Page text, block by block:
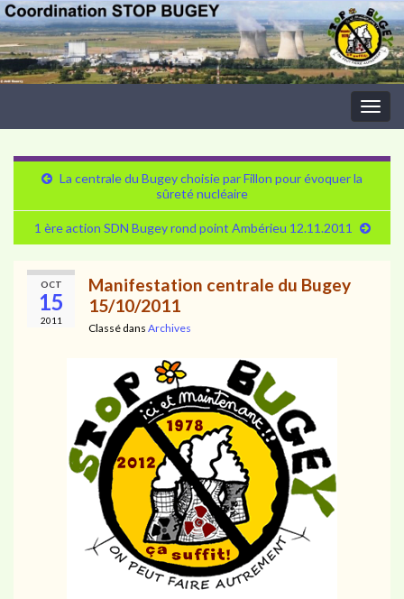
La centrale du Bugey choisie par Fillon pour évoquer la
sûreté nucléaire
1 ère action SDN Bugey rond point Ambérieu 12.11.2011
OCT
15
2011
Manifestation centrale du Bugey
15/10/2011
Classé dans Archives